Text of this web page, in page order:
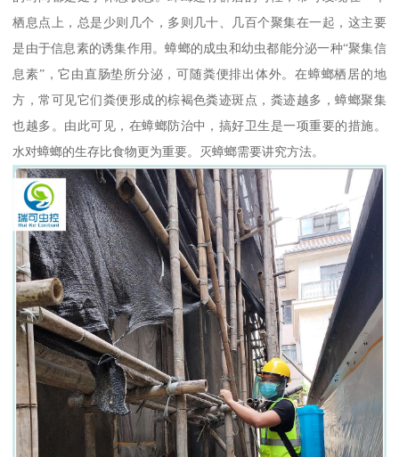
栖息点上，总是少则几个，多则几十、几百个聚集在一起，这主要
是由于信息素的诱集作用。蟑螂的成虫和幼虫都能分泌一种“聚集信
息素”，它由直肠垫所分泌，可随粪便排出体外。在蟑螂栖居的地
方，常可见它们粪便形成的棕褐色粪迹斑点，粪迹越多，蟑螂聚集
也越多。由此可见，在蟑螂防治中，搞好卫生是一项重要的措施。
水对蟑螂的生存比食物更为重要。灭蟑螂需要讲究方法。